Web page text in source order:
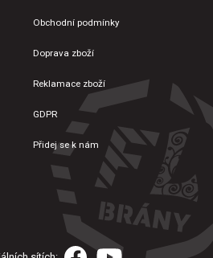
Obchodní podmínky
Doprava zboží
Reklamace zboží
GDPR
Přidej se k nám